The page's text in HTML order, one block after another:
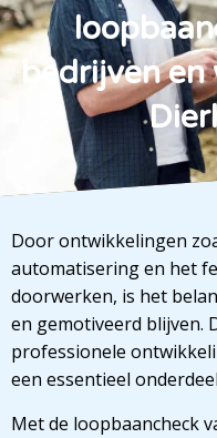
bedrijven
Door ontwikkelingen
automatisering en het
doorwerken, is het
en gemotiveerd blijven.
professionele
een essentieel
Met de loopbaancheck